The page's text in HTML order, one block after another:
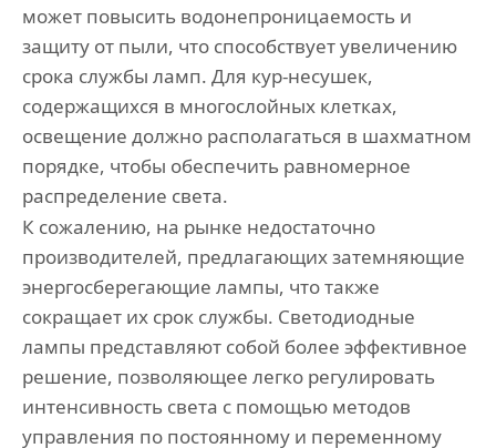
может повысить водонепроницаемость и
защиту от пыли, что способствует увеличению
срока службы ламп. Для кур-несушек,
содержащихся в многослойных клетках,
освещение должно располагаться в шахматном
порядке, чтобы обеспечить равномерное
распределение света.
К сожалению, на рынке недостаточно
производителей, предлагающих затемняющие
энергосберегающие лампы, что также
сокращает их срок службы. Светодиодные
лампы представляют собой более эффективное
решение, позволяющее легко регулировать
интенсивность света с помощью методов
управления по постоянному и переменному